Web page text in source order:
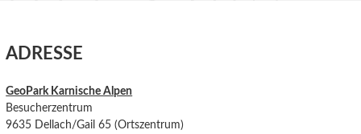
ADRESSE
GeoPark Karnische Alpen
Besucherzentrum
9635 Dellach/Gail 65 (Ortszentrum)